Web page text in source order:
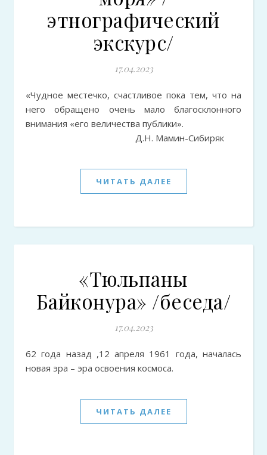
этнографический
экскурс/
17.04.2023
«Чудное местечко, счастливое пока тем, что на
него обращено очень мало благосклонного
внимания «его величества публики».
Д.Н. Мамин-Сибиряк
ЧИТАТЬ ДАЛЕЕ
«Тюльпаны
Байконура» /беседа/
17.04.2023
62 года назад ,12 апреля 1961 года, началась
новая эра – эра освоения космоса.
ЧИТАТЬ ДАЛЕЕ